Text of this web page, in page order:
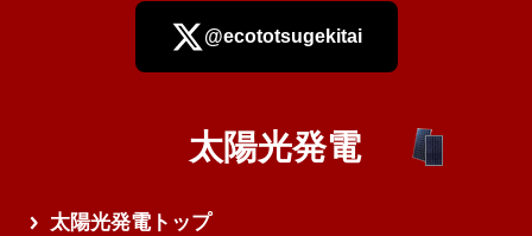
さらに読み込む
@ecototsugekitai
太陽光発電
太陽光発電トップ